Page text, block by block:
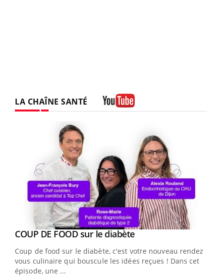
LA CHAÎNE SANTÉ
Youtube
COUP DE FOOD sur le diabèteYoutube
Coup de food sur le diabète, c'est votre nouveau rendez-
vous culinaire qui bouscule les idées reçues ! Dans cet
épisode, une ...